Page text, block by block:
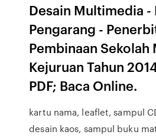
Desain Multimedia -
Pengarang -
Pembinaan Sekolah
Kejuruan Tahun
PDF; Baca Online.
kartu nama, leaflet, sampul
desain kaos, sampul buku